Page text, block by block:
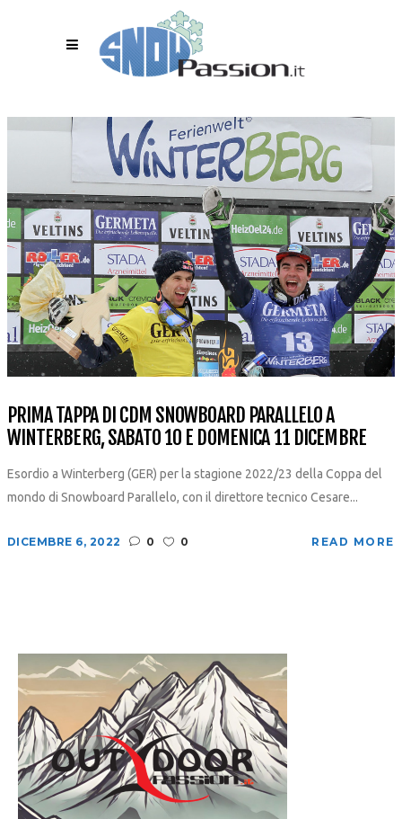
PRIMA TAPPA DI CDM SNOWBOARD PARALLELO A
WINTERBERG, SABATO 10 E DOMENICA 11 DICEMBRE
Esordio a Winterberg (GER) per la stagione 2022/23 della Coppa del
mondo di Snowboard Parallelo, con il direttore tecnico Cesare...
DICEMBRE 6, 2022 0 0 READ MORE